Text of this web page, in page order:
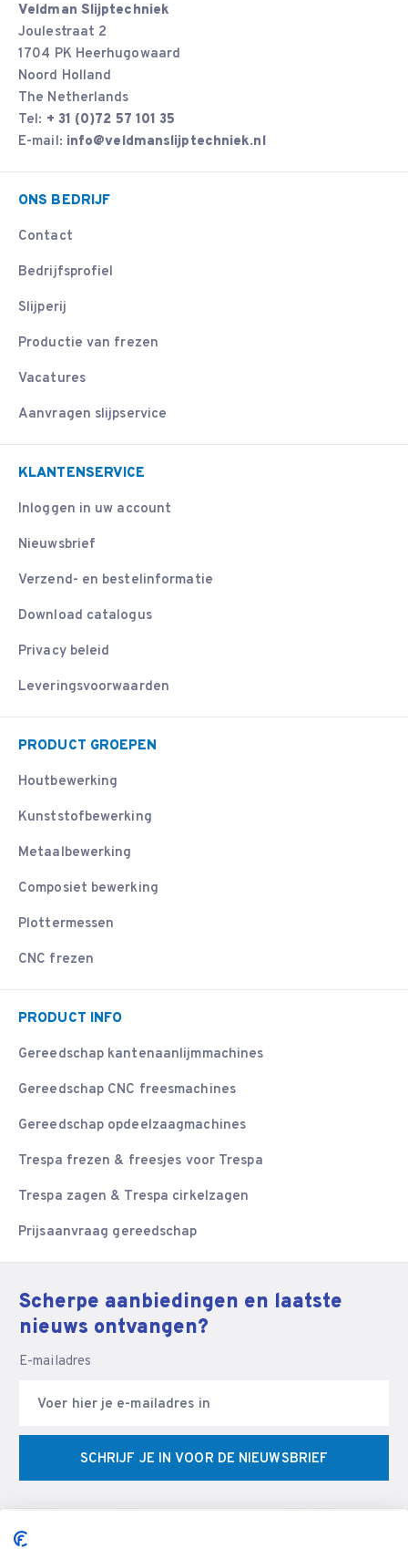
Veldman Slijptechniek
Joulestraat 2
1704 PK Heerhugowaard
Noord Holland
The Netherlands
Tel: + 31 (0)72 57 101 35
E-mail: info@veldmanslijptechniek.nl
ONS BEDRIJF
Contact
Bedrijfsprofiel
Slijperij
Productie van frezen
Vacatures
Aanvragen slijpservice
KLANTENSERVICE
Inloggen in uw account
Nieuwsbrief
Verzend- en bestelinformatie
Download catalogus
Privacy beleid
Leveringsvoorwaarden
PRODUCT GROEPEN
Houtbewerking
Kunststofbewerking
Metaalbewerking
Composiet bewerking
Plottermessen
CNC frezen
PRODUCT INFO
Gereedschap kantenaanlijmmachines
Gereedschap CNC freesmachines
Gereedschap opdeelzaagmachines
Trespa frezen & freesjes voor Trespa
Trespa zagen & Trespa cirkelzagen
Prijsaanvraag gereedschap
Scherpe aanbiedingen en laatste
nieuws ontvangen?
E-mailadres
SCHRIJF JE IN VOOR DE NIEUWSBRIEF